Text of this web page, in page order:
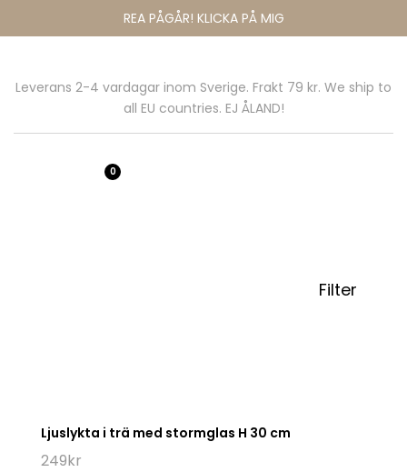
REA PÅGÅR! KLICKA PÅ MIG
Leverans 2-4 vardagar inom Sverige. Frakt 79 kr. We ship to
all EU countries. EJ ÅLAND!
0
Filter
Ljuslykta i trä med stormglas H 30 cm
249kr